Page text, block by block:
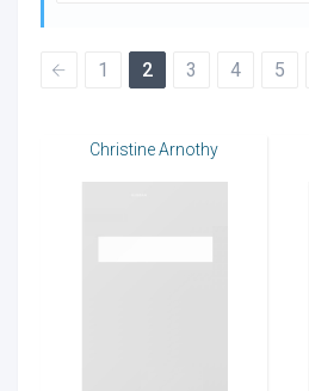
1 2 3 4 5
Christine Arnothy